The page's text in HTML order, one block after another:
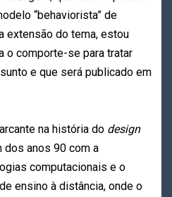
“behaviorista” de
extensão do tema, estou
o comporte-se para tratar
e que será publicado em
na história do design
dos anos 90 com a
computacionais e o
ensino à distância, onde o